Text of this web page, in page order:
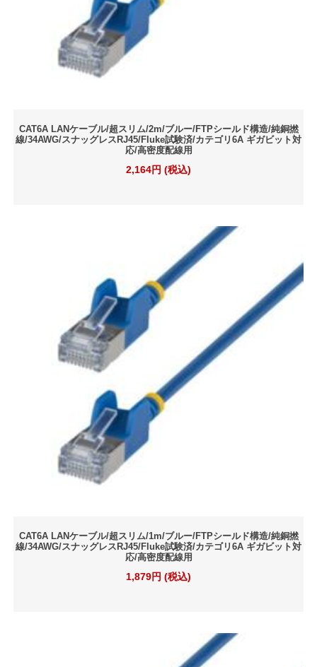
CAT6A LANケーブル/超スリム/2m/ブルー/FTPシールド構造/純銅撚
線/34AWG/スナッグレスRJ45/Fluke試験済/カテゴリ6A ギガビット対
応/高密度配線用
2,164円 (税込)
CAT6A LANケーブル/超スリム/1m/ブルー/FTPシールド構造/純銅撚
線/34AWG/スナッグレスRJ45/Fluke試験済/カテゴリ6A ギガビット対
応/高密度配線用
1,879円 (税込)